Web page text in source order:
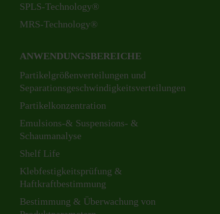
SPLS-Technology®
MRS-Technology®
ANWENDUNGSBEREICHE
Navigation
überspringen
Partikelgrößenverteilungen und
Separationsgeschwindigkeitsverteilungen
Partikelkonzentration
Emulsions-& Suspensions- &
Schaumanalyse
Shelf Life
Klebfestigkeitsprüfung &
Haftkraftbestimmung
Bestimmung & Überwachung von